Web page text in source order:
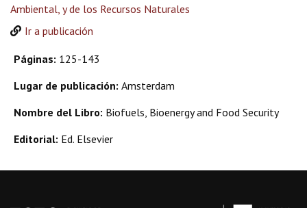
Ambiental, y de los Recursos Naturales
Ir a publicación
Páginas: 125-143
Lugar de publicación: Amsterdam
Nombre del Libro: Biofuels, Bioenergy and Food Security
Editorial: Ed. Elsevier